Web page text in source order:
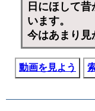
日にほして
います。
今はあまり見
動画を見よう